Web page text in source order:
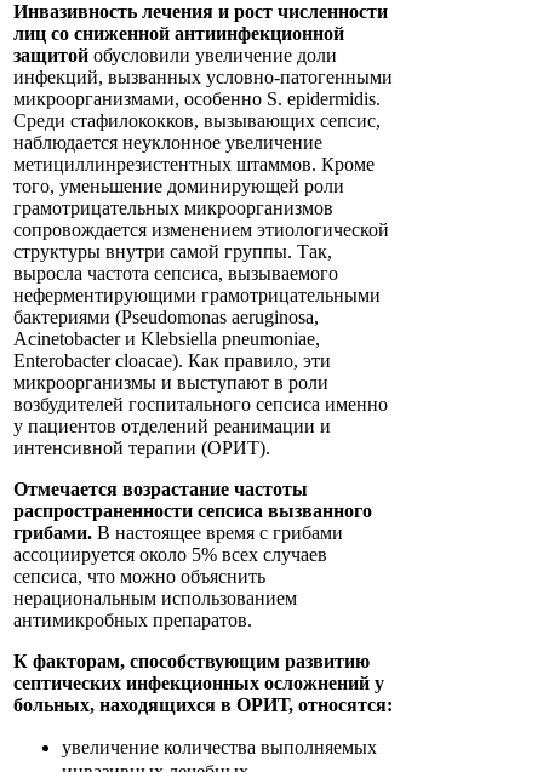
Инвазивность лечения и рост численности
лиц со сниженной антиинфекционной
защитой обусловили увеличение доли
инфекций, вызванных условно-патогенными
микроорганизмами, особенно S. epidermidis.
Среди стафилококков, вызывающих сепсис,
наблюдается неуклонное увеличение
метициллинрезистентных штаммов. Кроме
того, уменьшение доминирующей роли
грамотрицательных микроорганизмов
сопровождается изменением этиологической
структуры внутри самой группы. Так,
выросла частота сепсиса, вызываемого
неферментирующими грамотрицательными
бактериями (Pseudomonas aeruginosa,
Acinetobacter и Klebsiella pneumoniae,
Enterobacter cloacae). Как правило, эти
микроорганизмы и выступают в роли
возбудителей госпитального сепсиса именно
у пациентов отделений реанимации и
интенсивной терапии (ОРИТ).
Отмечается возрастание частоты
распространенности сепсиса вызванного
грибами. В настоящее время с грибами
ассоциируется около 5% всех случаев
сепсиса, что можно объяснить
нерациональным использованием
антимикробных препаратов.
К факторам, способствующим развитию
септических инфекционных осложнений у
больных, находящихся в ОРИТ, относятся:
увеличение количества выполняемых